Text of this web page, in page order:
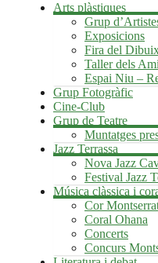
Arts plàstiques
Grup
Exposicions
Fira del
Taller dels
Espai Niu –
Grup Fotogràfic
Cine-Club
Grup de Teatre
Muntatges
Jazz Terrassa
Nova Jazz
Festival Jazz
Música clàssica i
Cor
Coral Ohana
Concerts
Concurs